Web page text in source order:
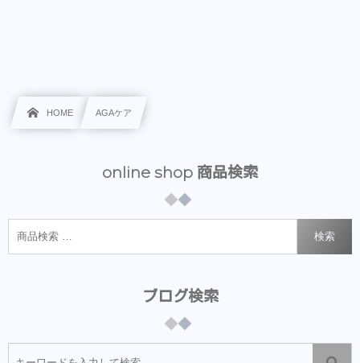
HOME AGAケア
online shop 商品検索
検索
ブログ検索